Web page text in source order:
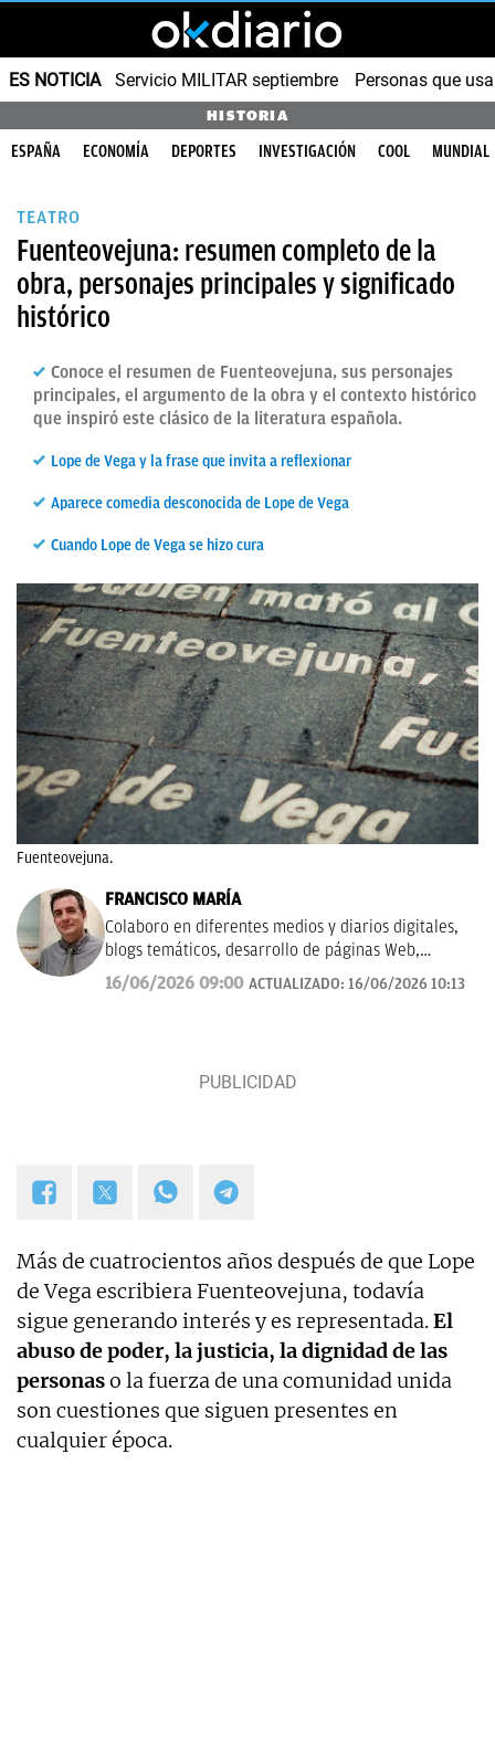
ES NOTICIA Servicio MILITAR septiembre Personas que
HISTORIA
ESPAÑA ECONOMÍA DEPORTES INVESTIGACIÓN COOL MUNDIAL
TEATRO
Fuenteovejuna: resumen completo de la
obra, personajes principales y significado
histórico
Conoce el resumen de Fuenteovejuna, sus personajes
principales, el argumento de la obra y el contexto histórico
que inspiró este clásico de la literatura española.
Lope de Vega y la frase que invita a reflexionar
Aparece comedia desconocida de Lope de Vega
Cuando Lope de Vega se hizo cura
Fuenteovejuna.
FRANCISCO MARÍA
Colaboro en diferentes medios y diarios digitales,
blogs temáticos, desarrollo de páginas Web,
redacción de guías y manuales didácticos, textos
promocionales, campañas publicitarias y de
bien documentado y revisado, así como a la
16/06/2026 09:00 ACTUALIZADO: 16/06/2026 10:13
Más de cuatrocientos años después de que Lope
de Vega escribiera Fuenteovejuna, todavía
sigue generando interés y es representada.El
abuso de poder, la justicia, la dignidad de las
personaso la fuerza de una comunidad unida
son cuestiones que siguen presentes en
cualquier época.